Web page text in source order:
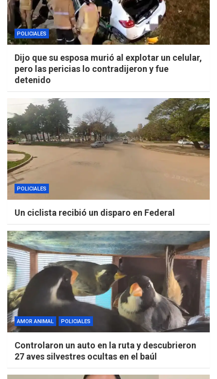
POLICIALES
Dijo que su esposa murió al explotar un celular,
pero las pericias lo contradijeron y fue
detenido
POLICIALES
Un ciclista recibió un disparo en Federal
AMOR ANIMAL POLICIALES
Controlaron un auto en la ruta y descubrieron
27 aves silvestres ocultas en el baúl